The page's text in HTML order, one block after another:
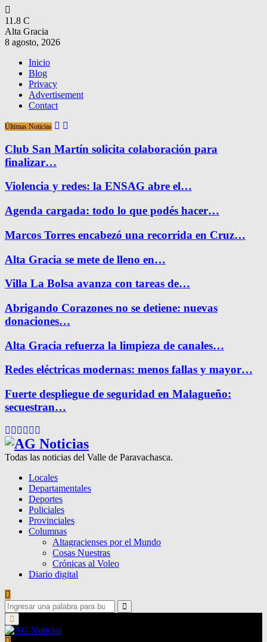
11.8 C
Alta Gracia
8 agosto, 2026
Inicio
Blog
Privacy
Advertisement
Contact
Últimas Noticias
Club San Martín solicita colaboración para
finalizar…
Violencia y redes: la ENSAG abre el…
Agenda cargada: todo lo que podés hacer…
Marcos Torres encabezó una recorrida en Cruz…
Alta Gracia se mete de lleno en…
Villa La Bolsa avanza con tareas de…
Abrigando Corazones no se detiene: nuevas
donaciones…
Alta Gracia refuerza la limpieza de canales…
Redes eléctricas modernas: menos fallas y mayor…
Fuerte despliegue de seguridad en Malagueño:
secuestran…
Facebook
Twitter
Instagram
Pinterest
Google
Todas las noticias del Valle de Paravachasca.
Locales
Departamentales
Deportes
Policiales
Provinciales
Columnas
Altagracienses por el Mundo
Cosas Nuestras
Crónicas al Voleo
Diario digital
Search
for:
Search
Primary
Menu